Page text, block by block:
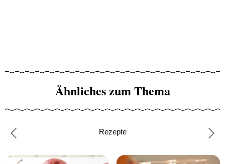
Ähnliches zum Thema
Rezepte